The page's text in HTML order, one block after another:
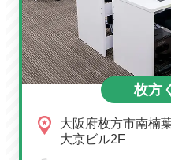
枚方
大阪府枚方市南楠
大京ビル2F